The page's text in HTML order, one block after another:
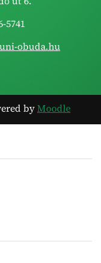
5741
obuda.hu
byMoodle